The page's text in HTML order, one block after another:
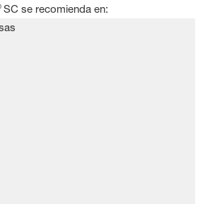
SC se recomienda en: